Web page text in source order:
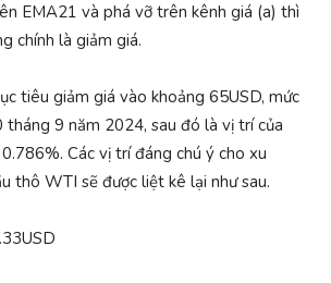
EMA21 và phá vỡ trên kênh giá (a) thì
chính là giảm giá.
tiêu giảm giá vào khoảng 65USD, mức
9 năm 2024, sau đó là vị trí của
Các vị trí đáng chú ý cho xu
thô WTI sẽ được liệt kê lại như sau.